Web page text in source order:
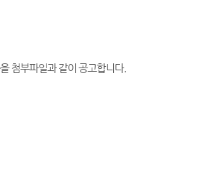
첨부파일과 같이 공고합니다.